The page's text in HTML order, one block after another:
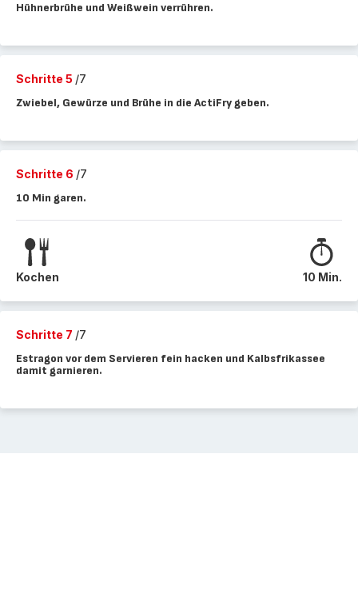
Hühnerbrühe und Weißwein verrühren.
Schritte 5 /7
Zwiebel, Gewürze und Brühe in die ActiFry geben.
Schritte 6 /7
10 Min garen.
Kochen 10 Min.
Schritte 7 /7
Estragon vor dem Servieren fein hacken und Kalbsfrikassee
damit garnieren.